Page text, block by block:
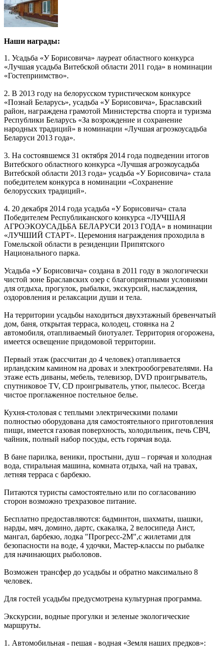
Наши награды:
1. Усадьба «У Борисовича» лауреат областного конкурса
«Лучшая усадьба Витебской области 2011 года» в номинации
«Гостеприимство».
2. В 2013 году на белорусском туристическом конкурсе
«Познай Беларусь», усадьба «У Борисовича», Браславский
район, награждена грамотой Министерства спорта и туризма
Республики Беларусь «За возрождение и сохранение
народных традиций» в номинации «Лучшая агроэкоусадьба
Беларуси 2013 года».
3. На состоявшемся 31 октября 2014 года подведении итогов
Витебского областного конкурса «Лучшая агроэкоусадьба
Витебской области 2013 года» усадьба «У Борисовича» стала
победителем конкурса в номинации «Сохранение
белорусских традиций».
4. 20 декабря 2014 года усадьба «У Борисовича» стала
Победителем Республиканского конкурса «ЛУЧШАЯ
АГРОЭКОУСАДЬБА БЕЛАРУСИ 2013 ГОДА» в номинации
«ЛУЧШИЙ СТАРТ». Церемония награждения проходила в
Гомельской области в резиденции Припятского
Национального парка.
Усадьба «У Борисовича» создана в 2011 году в экологически
чистой зоне Браславских озер с благоприятными условиями
для отдыха, прогулок, рыбалки, экскурсий, наслаждения,
оздоровления и релаксации души и тела.
На территории усадьбы находиться двухэтажный бревенчатый
дом, баня, открытая терраса, колодец, стоянка на 2
автомобиля, отапливаемый биотуалет. Территория огорожена,
имеется освещение придомовой территории.
Первый этаж (рассчитан до 4 человек) отапливается
ирландским камином на дровах и электрообогревателями. На
этаже есть диваны, мебель, телевизор, DVD проигрыватель,
спутниковое TV, CD проигрыватель, утюг, пылесос. Всегда
чистое проглаженное постельное белье.
Кухня-столовая с теплыми электрическими полами
полностью оборудована для самостоятельного приготовления
пищи, имеется газовая поверхность, холодильник, печь СВЧ,
чайник, полный набор посуды, есть горячая вода.
В бане парилка, веники, простыни, душ – горячая и холодная
вода, стиральная машина, комната отдыха, чай на травах,
летняя терраса с барбекю.
Питаются туристы самостоятельно или по согласованию
сторон возможно трехразовое питание.
Бесплатно предоставляются: бадминтон, шахматы, шашки,
нарды, мяч, домино, дартс, скакалка, 2 велосипеда Аист,
мангал, барбекю, лодка "Прогресс-2М",с жилетами для
безопасности на воде, 4 удочки, Мастер-классы по рыбалке
для начинающих рыболовов.
Возможен трансфер до усадьбы и обратно максимально 8
человек.
Для гостей усадьбы предусмотрена культурная программа.
Экскурсии, водные прогулки и зеленые экологические
маршруты.
1. Автомобильная - пешая - водная «Земля наших предков»: